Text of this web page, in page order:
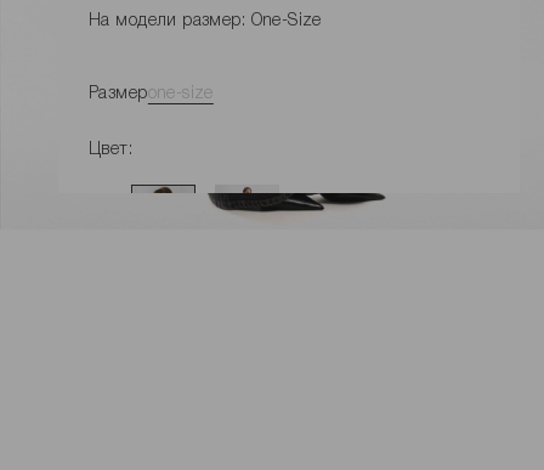
На модели размер: One-Size
Размерone-size
Цвет: